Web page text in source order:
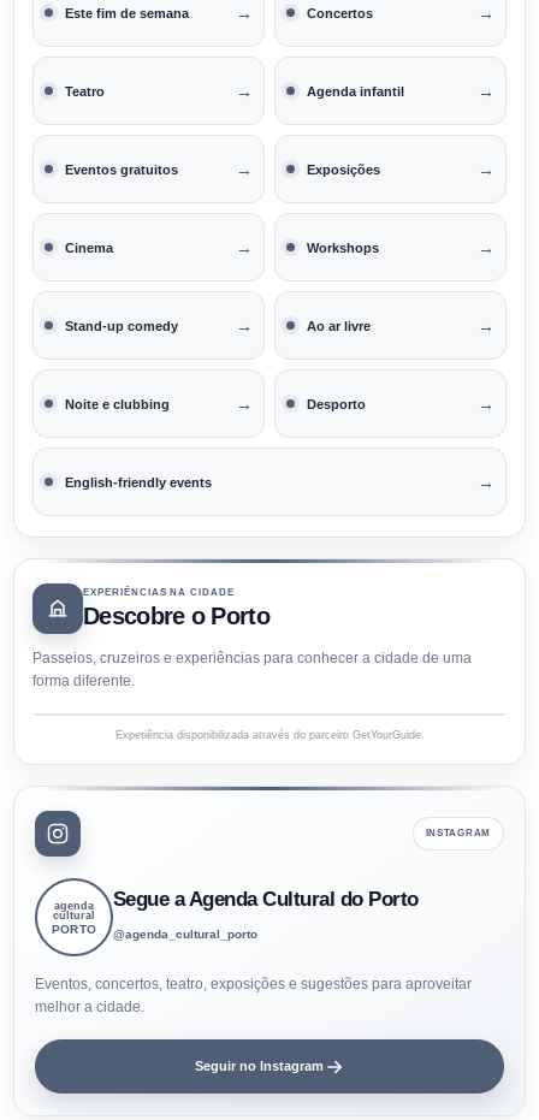
Este fim de semana → Concertos →
Teatro → Agenda infantil →
Eventos gratuitos → Exposições →
Cinema → Workshops →
Stand-up comedy → Ao ar livre →
Noite e clubbing → Desporto →
English-friendly events →
EXPERIÊNCIAS NA CIDADE
Descobre o Porto
Passeios, cruzeiros e experiências para conhecer a cidade de uma
forma diferente.
Experiência disponibilizada através do parceiro GetYourGuide.
INSTAGRAM
agenda
cultural
PORTO
Segue a Agenda Cultural do Porto
@agenda_cultural_porto
Eventos, concertos, teatro, exposições e sugestões para aproveitar
melhor a cidade.
Seguir no Instagram